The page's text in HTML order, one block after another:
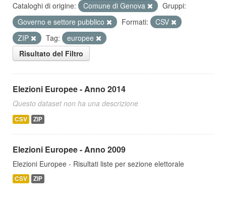
Cataloghi di origine: Comune di Genova
Gruppi:
Governo e settore pubblico
Formati:
CSV
ZIP
Tag:
europee
Risultato del Filtro
Elezioni Europee - Anno 2014
Questo dataset non ha una descrizione
CSV ZIP
Elezioni Europee - Anno 2009
Elezioni Europee - Risultati liste per sezione elettorale
CSV ZIP